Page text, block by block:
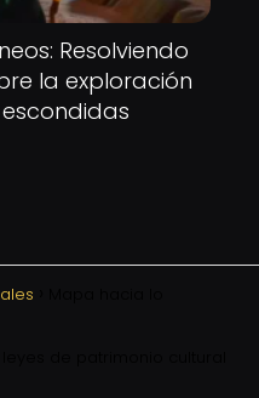
Resolviendo
la exploración